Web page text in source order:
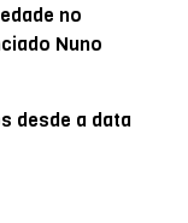
no
Nuno
desde a data